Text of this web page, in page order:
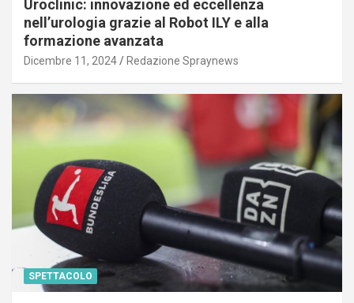
Uroclinic: innovazione ed eccellenza
nell’urologia grazie al Robot ILY e alla
formazione avanzata
Dicembre 11, 2024 Redazione Spraynews
SPETTACOLO